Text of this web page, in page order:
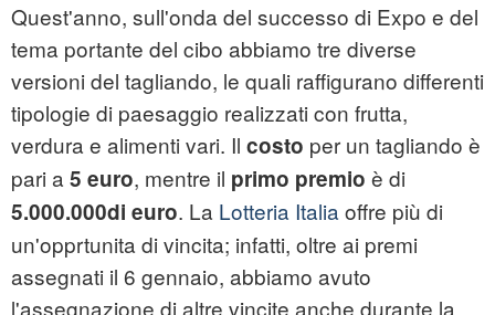
Quest'anno, sull'onda del successo di Expo e del
tema portante del cibo abbiamo tre diverse
versioni del tagliando, le quali raffigurano differenti
tipologie di paesaggio realizzati con frutta,
verdura e alimenti vari. Il costo per un tagliando è
pari a 5 euro, mentre il primo premio è di
5.000.000di euro. La Lotteria Italia offre più di
un'opprtunita di vincita; infatti, oltre ai premi
assegnati il 6 gennaio, abbiamo avuto
l'assegnazione di altre vincite anche durante la